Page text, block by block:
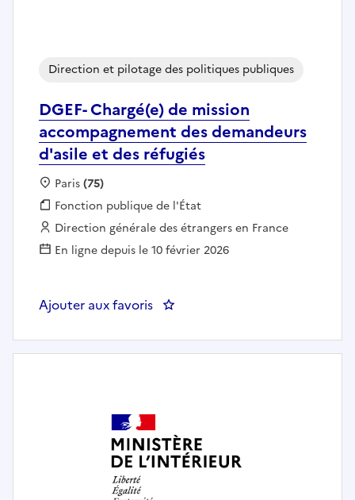
DGEF- Chargé(e) de mission
accompagnement des demandeurs
d'asile et des réfugiés
Direction et pilotage des politiques publiques
Localisation :
Paris(75)
Fonction publique :
Fonction publique de l'État
Employeur :
Direction générale des étrangers en France
En ligne depuis le 10 février 2026
Ajouter aux favoris : DGEF- Chargé(e) de mission